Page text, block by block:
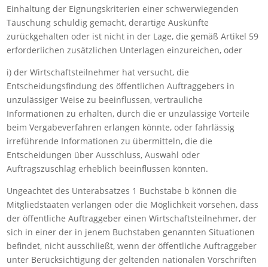
Einhaltung der Eignungskriterien einer schwerwiegenden
Täuschung schuldig gemacht, derartige Auskünfte
zurückgehalten oder ist nicht in der Lage, die gemäß Artikel 59
erforderlichen zusätzlichen Unterlagen einzureichen, oder
i) der Wirtschaftsteilnehmer hat versucht, die
Entscheidungsfindung des öffentlichen Auftraggebers in
unzulässiger Weise zu beeinflussen, vertrauliche
Informationen zu erhalten, durch die er unzulässige Vorteile
beim Vergabeverfahren erlangen könnte, oder fahrlässig
irreführende Informationen zu übermitteln, die die
Entscheidungen über Ausschluss, Auswahl oder
Auftragszuschlag erheblich beeinflussen könnten.
Ungeachtet des Unterabsatzes 1 Buchstabe b können die
Mitgliedstaaten verlangen oder die Möglichkeit vorsehen, dass
der öffentliche Auftraggeber einen Wirtschaftsteilnehmer, der
sich in einer der in jenem Buchstaben genannten Situationen
befindet, nicht ausschließt, wenn der öffentliche Auftraggeber
unter Berücksichtigung der geltenden nationalen Vorschriften